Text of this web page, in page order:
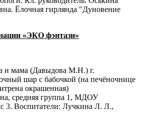
Ёлочная гирлянда "Дуновение
«ЭКО фэнтази»
и мама (Давыдова М.Н.) г.
шар с бабочкой (на печёночнице
окрашенная)
средняя группа 1, МДОУ
3. Воспитатели: Лучкина Л. Л.,